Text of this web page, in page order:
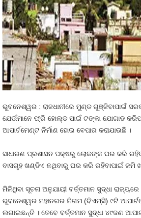
ଭୁବନେଶ୍ୱର : ରାଜଧାନୀରେ ମୁଣ୍ଡ ଗୁଞ୍ଜିବାପାଇଁ
ଯେଉଁମାନେ ଫ୍ରି ହୋଲ୍ଡ ପାଇଁ ଟଙ୍କା ଯୋଗାଡ
ଆପାର୍ଟମେଣ୍ଟ ନିର୍ମାଣ ହୋଇ ବେପାର କରାଯାଉଛି ।
ସାଧାରଣ ପ୍ରଶାସନ ପକ୍ଷରୁ ଲୋକଙ୍କ ଘର କରି
ବାସଗୃହ ଖଣ୍ଡିଏ ନଥିବାରୁ ଘର କରି ରହିବାପାଇଁ ଜମି
ମିଳିଥିବା ସୂଚନା ଅନୁଯାୟୀ ବର୍ତ୍ତମାନ ସୁଦ୍ଧା
ଭୁବନେଶ୍ୱର ମହାନଗର ନିଗମ (ବିଏମ୍‍ସି) ୯ଟି
ଲଗାଇଛନ୍ତି । ତେବେ ବର୍ତ୍ତମାନ ସୁଦ୍ଧା ୪୯ଜଣ